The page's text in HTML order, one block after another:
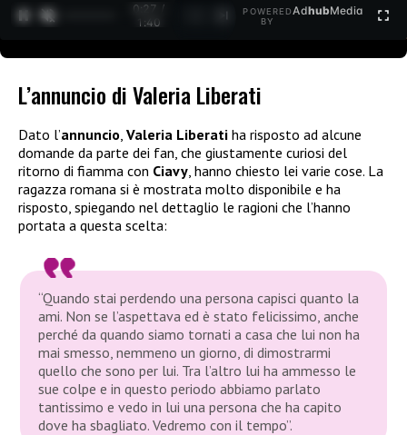
0:27 /
1:40
POWERED
BY
AdhubMedia
L’annuncio di Valeria Liberati
Dato l’annuncio, Valeria Liberati ha risposto ad alcune
domande da parte dei fan, che giustamente curiosi del
ritorno di fiamma con Ciavy, hanno chiesto lei varie cose. La
ragazza romana si è mostrata molto disponibile e ha
risposto, spiegando nel dettaglio le ragioni che l’hanno
portata a questa scelta:
“Quando stai perdendo una persona capisci quanto la
ami. Non se l’aspettava ed è stato felicissimo, anche
perché da quando siamo tornati a casa che lui non ha
mai smesso, nemmeno un giorno, di dimostrarmi
quello che sono per lui. Tra l’altro lui ha ammesso le
sue colpe e in questo periodo abbiamo parlato
tantissimo e vedo in lui una persona che ha capito
dove ha sbagliato. Vedremo con il tempo”.